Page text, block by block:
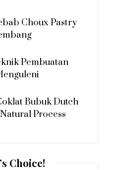
Choux Pastry
Pembuatan
Bubuk Dutch
Process
Choice!